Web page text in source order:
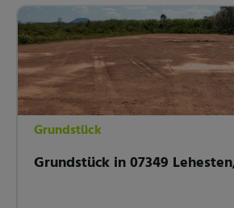
Grundstück
Grundstück in 07349